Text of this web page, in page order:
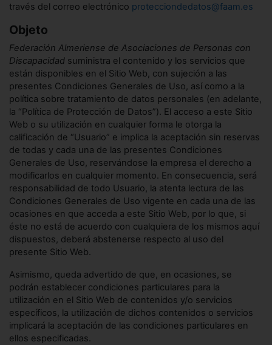
través del correo electrónico protecciondedatos@faam.es
Objeto
Federación Almeriense de Asociaciones de Personas con
Discapacidad suministra el contenido y los servicios que
están disponibles en el Sitio Web, con sujeción a las
presentes Condiciones Generales de Uso, así como a la
política sobre tratamiento de datos personales (en adelante,
la “Política de Protección de Datos”). El acceso a este Sitio
Web o su utilización en cualquier forma le otorga la
calificación de “Usuario” e implica la aceptación sin reservas
de todas y cada una de las presentes Condiciones
Generales de Uso, reservándose la empresa el derecho a
modificarlos en cualquier momento. En consecuencia, será
responsabilidad de todo Usuario, la atenta lectura de las
Condiciones Generales de Uso vigente en cada una de las
ocasiones en que acceda a este Sitio Web, por lo que, si
éste no está de acuerdo con cualquiera de los mismos aquí
dispuestos, deberá abstenerse respecto al uso del
presente Sitio Web.
Asimismo, queda advertido de que, en ocasiones, se
podrán establecer condiciones particulares para la
utilización en el Sitio Web de contenidos y/o servicios
específicos, la utilización de dichos contenidos o servicios
implicará la aceptación de las condiciones particulares en
ellos especificadas.